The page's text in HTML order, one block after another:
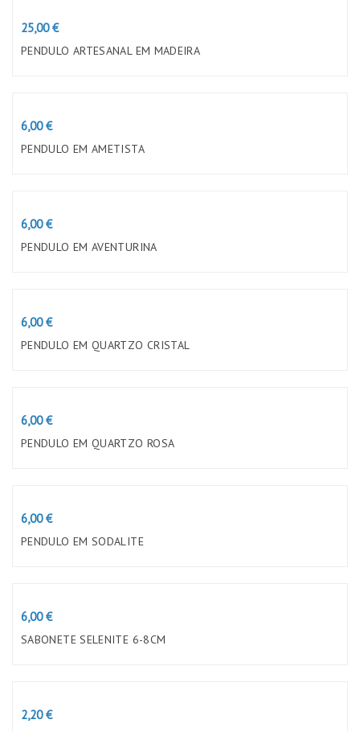
Preço
25,00 €
PENDULO ARTESANAL EM MADEIRA
Preço
6,00 €
PENDULO EM AMETISTA
Preço
6,00 €
PENDULO EM AVENTURINA
Preço
6,00 €
PENDULO EM QUARTZO CRISTAL
Preço
6,00 €
PENDULO EM QUARTZO ROSA
Preço
6,00 €
PENDULO EM SODALITE
Preço
6,00 €
SABONETE SELENITE 6-8CM
Preço
2,20 €